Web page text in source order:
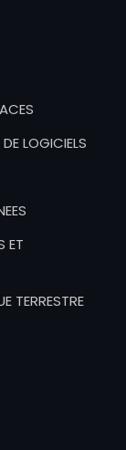
LOGICIELS
ET
TERRESTRE